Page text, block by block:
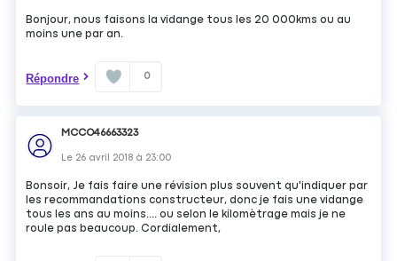
Bonjour, nous faisons la vidange tous les 20 000kms ou au
moins une par an.
Répondre 0
MCCO46663323
Le 26 avril 2018 à 23:00
Bonsoir, Je fais faire une révision plus souvent qu'indiquer par
les recommandations constructeur, donc je fais une vidange
tous les ans au moins.... ou selon le kilomètrage mais je ne
roule pas beaucoup. Cordialement,